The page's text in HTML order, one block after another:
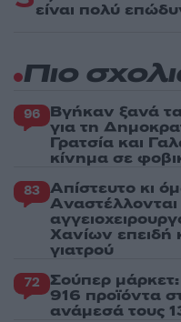
είναι πολύ
Πιο
96 Βγήκαν ξανά
για τη
Γρατσία και
κίνημα σε
83 Απίστευτο κι
Χανίων επειδή
γιατρού
72 Σούπερ
916 προϊόντα
ανάμεσά τους